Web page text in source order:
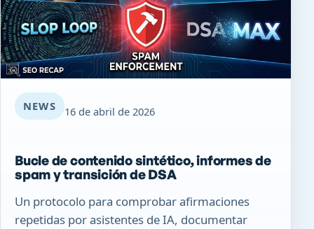
NEWS 16 de abril de 2026
Bucle de contenido sintético, informes de
spam y transición de DSA
Un protocolo para comprobar afirmaciones
repetidas por asistentes de IA, documentar